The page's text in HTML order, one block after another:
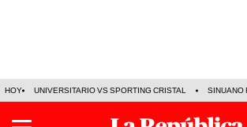
HOY UNIVERSITARIO VS SPORTING CRISTAL SINUANO